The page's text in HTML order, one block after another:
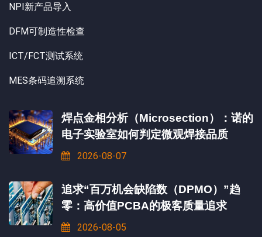
NPI新产品导入
DFM可制造性检查
ICT/FCT测试系统
MES条码追溯系统
焊点金相分析（Microsection）：诺的
电子实验室如何判定微观焊接品质
2026-08-07
追求“百万机会缺陷数（DPMO）”趋
零：高价值PCBA的极客质量追求
2026-08-05